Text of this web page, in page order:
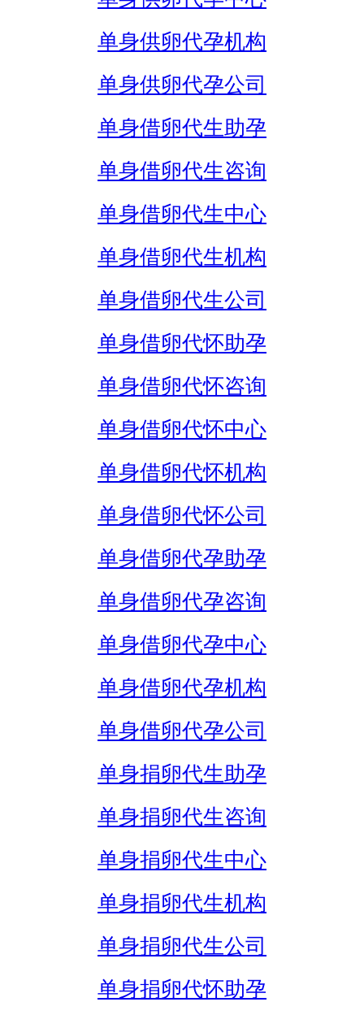
单身供卵代孕机构
单身供卵代孕公司
单身借卵代生助孕
单身借卵代生咨询
单身借卵代生中心
单身借卵代生机构
单身借卵代生公司
单身借卵代怀助孕
单身借卵代怀咨询
单身借卵代怀中心
单身借卵代怀机构
单身借卵代怀公司
单身借卵代孕助孕
单身借卵代孕咨询
单身借卵代孕中心
单身借卵代孕机构
单身借卵代孕公司
单身捐卵代生助孕
单身捐卵代生咨询
单身捐卵代生中心
单身捐卵代生机构
单身捐卵代生公司
单身捐卵代怀助孕